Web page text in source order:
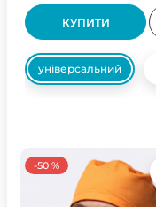
КУПИТИ
універсальний
-50 %